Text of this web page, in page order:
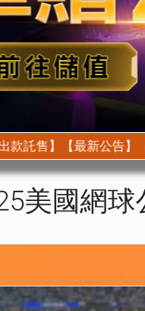
【最新公告】【首次託售需身分驗證以此證明本人出款託售】
美國網球